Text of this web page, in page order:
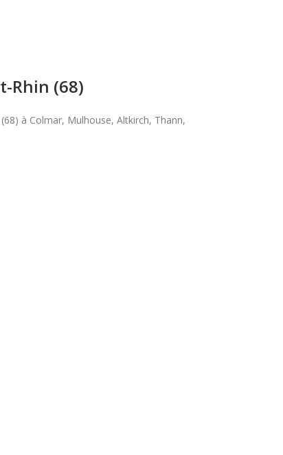
Rhin (68)
à Colmar, Mulhouse, Altkirch, Thann,